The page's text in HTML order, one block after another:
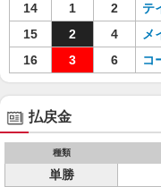
14
1 2 テ
15
2 4 メ
16
3 6 コ
払戻金
種類
単勝